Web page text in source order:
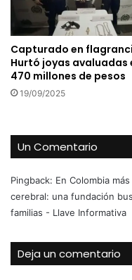
Capturado en
Hurtó joyas avaluadas
470 millones de pesos
19/09/2025
Un Comentario
Pingback: En Colombia
cerebral: una fundación
familias - Llave Informativa
Deja un comentario